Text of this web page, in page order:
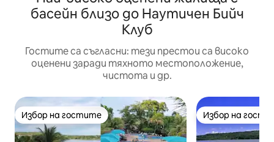
басейн близо до Наутичен Бийч
Клуб
Гостите са съгласни: тези престои са високо
оценени заради тяхното местоположение,
чистота и др.
Избор на гостите
Избор на гостите Избор на
Избор на